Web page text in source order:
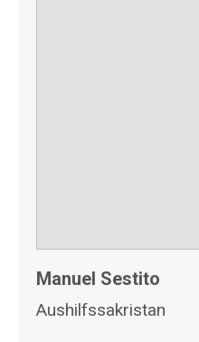
Manuel Sestito
Aushilfssakristan